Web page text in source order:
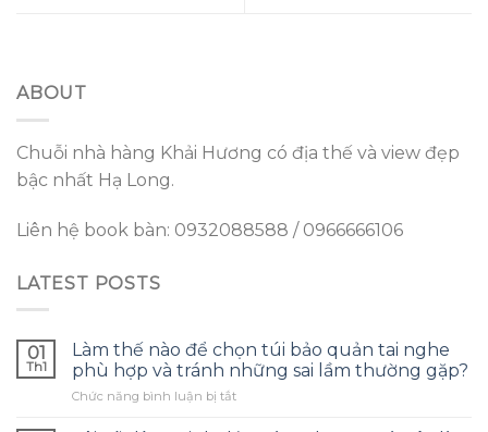
ABOUT
Chuỗi nhà hàng Khải Hương có địa thế và view đẹp
bậc nhất Hạ Long.
Liên hệ book bàn: 0932088588 / 0966666106
LATEST POSTS
01
Th1
Làm thế nào để chọn túi bảo quản tai nghe
phù hợp và tránh những sai lầm thường gặp?
Chức năng bình luận bị tắtở